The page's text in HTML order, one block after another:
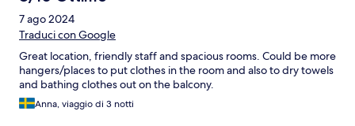
7 ago 2024
Traduci con Google
Great location, friendly staff and spacious rooms. Could be more
hangers/places to put clothes in the room and also to dry towels
and bathing clothes out on the balcony.
Anna, viaggio di 3 notti